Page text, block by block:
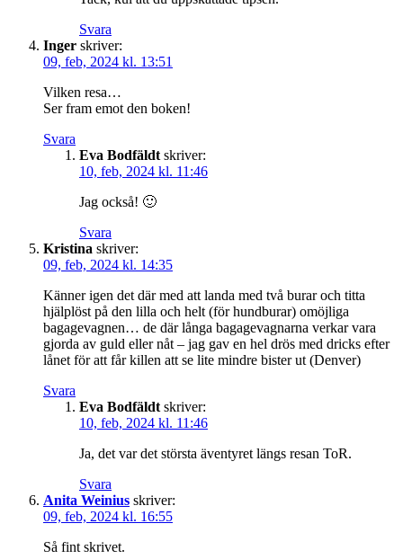
Svara
Inger skriver:
09, feb, 2024 kl. 13:51
Vilken resa…
Ser fram emot den boken!
Svara
Eva Bodfäldt skriver:
10, feb, 2024 kl. 11:46
Jag också! 🙂
Svara
Kristina skriver:
09, feb, 2024 kl. 14:35
Känner igen det där med att landa med två burar och titta
hjälplöst på den lilla och helt (för hundburar) omöjliga
bagagevagnen… de där långa bagagevagnarna verkar vara
gjorda av guld eller nåt – jag gav en hel drös med dricks efter
lånet för att får killen att se lite mindre bister ut (Denver)
Svara
Eva Bodfäldt skriver:
10, feb, 2024 kl. 11:46
Ja, det var det största äventyret längs resan ToR.
Svara
Anita Weinius skriver:
09, feb, 2024 kl. 16:55
Så fint skrivet.